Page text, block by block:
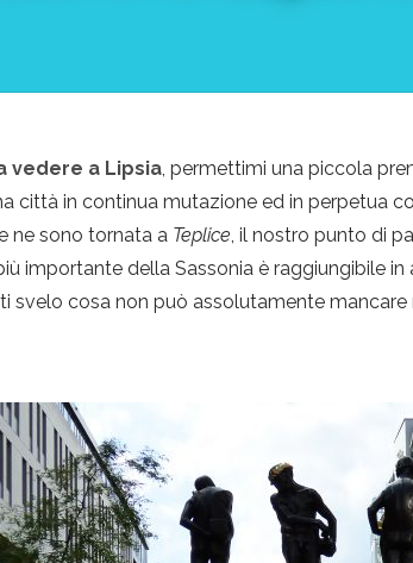
vedere a Lipsia, permettimi una piccola
città in continua mutazione ed in perpetua
ne sono tornata a Teplice, il nostro punto di
importante della Sassonia è raggiungibile in
svelo cosa non può assolutamente mancare